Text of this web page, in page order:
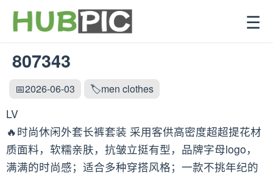
☰
807343
📅2026-06-03 🏷️men clothes
LV
🔥时尚休闲外套长裤套装 采用客供高密度超超提花材
质面料，软糯亲肤，抗皱立挺有型，品牌字母logo，
满满的时尚感；适合多种穿搭风格；一款不挑年纪的